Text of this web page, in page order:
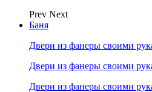
Prev Next
Баня
Двери из фанеры своими
Двери из фанеры своими
Двери из фанеры своими